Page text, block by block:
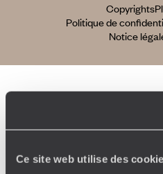
Ce site web utilise des
Copyrights
Politique de
Notice